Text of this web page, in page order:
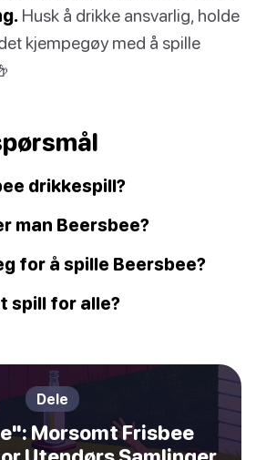
Husk å drikke ansvarlig, holde
kjempegøy med å spille
drikkespill?
man Beersbee?
for å spille Beersbee?
spill for alle?
Dele
Morsomt Frisbee